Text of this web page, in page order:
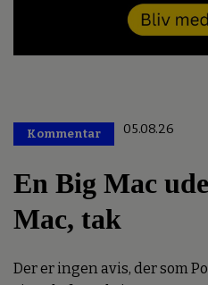
Kommentar 05.08.26
En Big Mac
Mac, tak
Der er ingen avis, der som